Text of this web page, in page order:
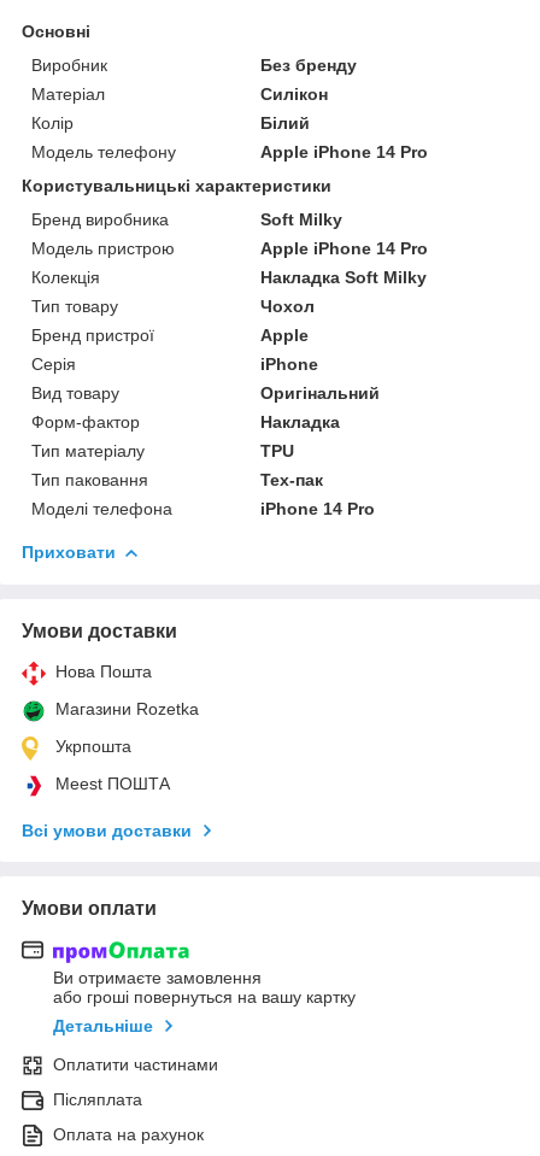
Основні
Виробник
Без бренду
Матеріал
Силікон
Колір
Білий
Модель телефону
Apple iPhone 14 Pro
Користувальницькі характеристики
Бренд виробника
Soft Milky
Модель пристрою
Apple iPhone 14 Pro
Колекція
Накладка Soft Milky
Тип товару
Чохол
Бренд пристрої
Apple
Серія
iPhone
Вид товару
Оригінальний
Форм-фактор
Накладка
Тип матеріалу
TPU
Тип паковання
Тех-пак
Моделі телефона
iPhone 14 Pro
Приховати
Умови доставки
Нова Пошта
Магазини Rozetka
Укрпошта
Meest ПОШТА
Всі умови доставки
Умови оплати
Ви отримаєте замовлення
або гроші повернуться на вашу картку
Детальніше
Оплатити частинами
Післяплата
Оплата на рахунок